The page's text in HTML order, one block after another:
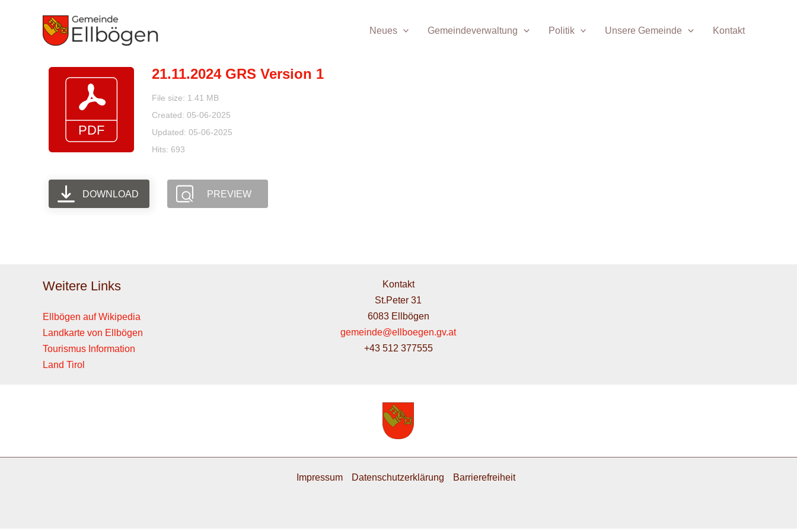
Neues Gemeindeverwaltung Politik Unsere Gemeinde Kontakt
21.11.2024 GRS Version 1
File size: 1.41 MB
Created: 05-06-2025
Updated: 05-06-2025
Hits: 693
DOWNLOAD PREVIEW
Weitere Links
Ellbögen auf Wikipedia
Landkarte von Ellbögen
Tourismus Information
Land Tirol
Kontakt
St.Peter 31
6083 Ellbögen
gemeinde@ellboegen.gv.at
+43 512 377555
Impressum Datenschutzerklärung Barrierefreiheit